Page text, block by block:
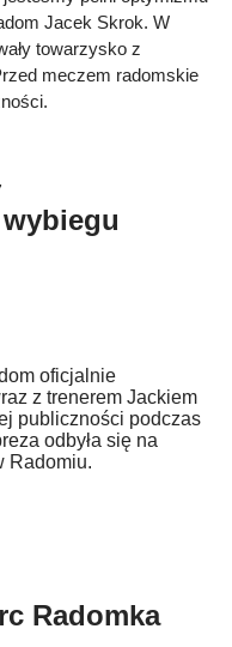
Jacek Skrok. W
towarzysko z
meczem radomskie
oficjalnie
z trenerem Jackiem
publiczności podczas
odbyła się na
Radomiu.
Radomka